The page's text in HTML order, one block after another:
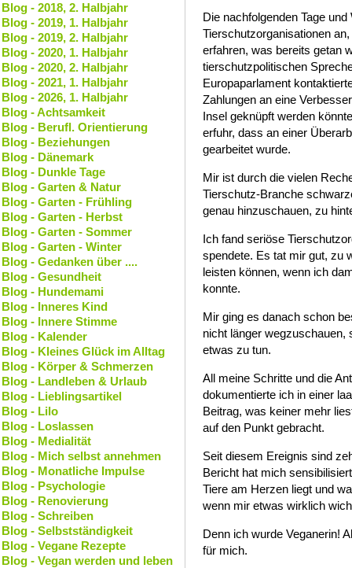
Die nachfolgenden Tage
Tierschutzorganisationen
erfahren, was bereits getan
tierschutzpolitischen
Europaparlament
Zahlungen an eine
Insel geknüpft werden
erfuhr, dass an einer
gearbeitet wurde.
Mir ist durch die vielen
Tierschutz-Branche
genau hinzuschauen, zu
Ich fand seriöse
spendete. Es tat mir gut, zu
leisten können, wenn ich
konnte.
Mir ging es danach schon
nicht länger
etwas zu tun.
All meine Schritte und die
dokumentierte ich in einer
Beitrag, was keiner mehr
auf den Punkt gebracht.
Seit diesem Ereignis sind
Bericht hat mich
Tiere am Herzen liegt und
wenn mir etwas wirklich
Denn ich wurde Veganerin!
für mich.
Blog - 2018, 2. Halbjahr
Blog - 2019, 1. Halbjahr
Blog - 2019, 2. Halbjahr
Blog - 2020, 1. Halbjahr
Blog - 2020, 2. Halbjahr
Blog - 2021, 1. Halbjahr
Blog - 2026, 1. Halbjahr
Blog - Achtsamkeit
Blog - Berufl. Orientierung
Blog - Beziehungen
Blog - Dänemark
Blog - Dunkle Tage
Blog - Garten & Natur
Blog - Garten - Frühling
Blog - Garten - Herbst
Blog - Garten - Sommer
Blog - Garten - Winter
Blog - Gedanken über ....
Blog - Gesundheit
Blog - Hundemami
Blog - Inneres Kind
Blog - Innere Stimme
Blog - Kalender
Blog - Kleines Glück im Alltag
Blog - Körper & Schmerzen
Blog - Landleben & Urlaub
Blog - Lieblingsartikel
Blog - Lilo
Blog - Loslassen
Blog - Medialität
Blog - Mich selbst annehmen
Blog - Monatliche Impulse
Blog - Psychologie
Blog - Renovierung
Blog - Schreiben
Blog - Selbstständigkeit
Blog - Vegane Rezepte
Blog - Vegan werden und leben